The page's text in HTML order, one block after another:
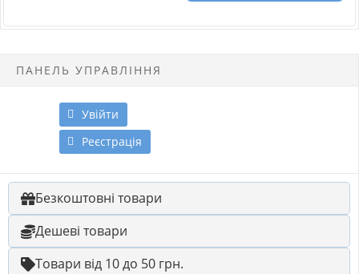
ПАНЕЛЬ УПРАВЛІННЯ
Увійти
Реєстрація
Безкоштовні товари
Дешеві товари
Товари від 10 до 50 грн.